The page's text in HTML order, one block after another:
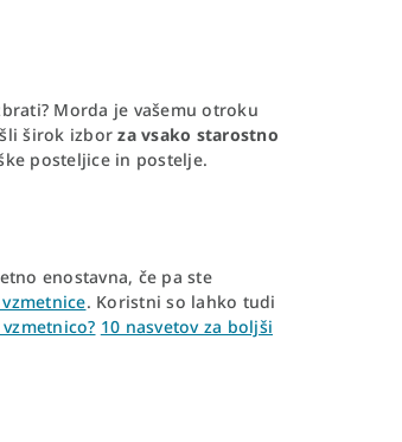
Morda je vašemu otroku
širok izborza vsako starostno
posteljice in postelje.
enostavna, če pa ste
. Koristni so lahko tudi
10 nasvetov za boljši